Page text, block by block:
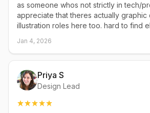
as someone whos not strictly in tech/
appreciate that theres actually graphic
illustration roles here too. hard to find
Jan 4, 2026
Priya S
Design Lead